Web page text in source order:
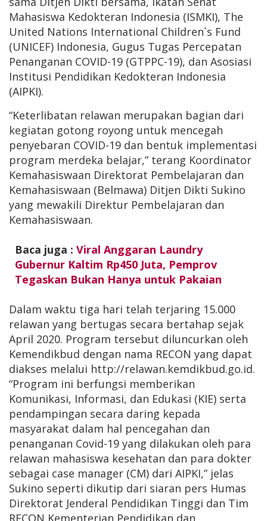
Mahasiswa Kedokteran Indonesia (ISMKI), The
United Nations International Children`s Fund
(UNICEF) Indonesia, Gugus Tugas Percepatan
Penanganan COVID-19 (GTPPC-19), dan Asosiasi
Institusi Pendidikan Kedokteran Indonesia
(AIPKI).
“Keterlibatan relawan merupakan bagian dari
kegiatan gotong royong untuk mencegah
penyebaran COVID-19 dan bentuk implementasi
program merdeka belajar,” terang Koordinator
Kemahasiswaan Direktorat Pembelajaran dan
Kemahasiswaan (Belmawa) Ditjen Dikti Sukino
yang mewakili Direktur Pembelajaran dan
Kemahasiswaan.
Baca juga : Viral Anggaran Laundry
Gubernur Kaltim Rp450 Juta, Pemprov
Tegaskan Bukan Hanya untuk Pakaian
Dalam waktu tiga hari telah terjaring 15.000
relawan yang bertugas secara bertahap sejak
April 2020. Program tersebut diluncurkan oleh
Kemendikbud dengan nama RECON yang dapat
diakses melalui http://relawan.kemdikbud.go.id.
“Program ini berfungsi memberikan
Komunikasi, Informasi, dan Edukasi (KIE) serta
pendampingan secara daring kepada
masyarakat dalam hal pencegahan dan
penanganan Covid-19 yang dilakukan oleh para
relawan mahasiswa kesehatan dan para dokter
sebagai case manager (CM) dari AIPKI,” jelas
Sukino seperti dikutip dari siaran pers Humas
Direktorat Jenderal Pendidikan Tinggi dan Tim
RECON Kementerian Pendidikan dan